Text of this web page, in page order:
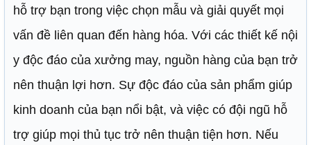
hỗ trợ bạn trong việc chọn mẫu và giải quyết mọi
vấn đề liên quan đến hàng hóa. Với các thiết kế nội
y độc đáo của xưởng may, nguồn hàng của bạn trở
nên thuận lợi hơn. Sự độc đáo của sản phẩm giúp
kinh doanh của bạn nổi bật, và việc có đội ngũ hỗ
trợ giúp mọi thủ tục trở nên thuận tiện hơn. Nếu